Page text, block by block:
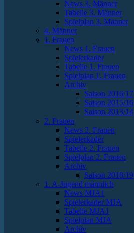
News 3. Männer
Tabelle 3. Männer
Spielplan 3. Männer
4. Männer
1. Frauen
News 1. Frauen
Spielerkader
Tabelle 1. Frauen
Spielplan 1. Frauen
Archiv
Saison 2016/17
Saison 2015/16
Saison 2013/14
2. Frauen
News 2. Frauen
Spielerkader
Tabelle 2. Frauen
Spielplan 2. Frauen
Archiv
Saison 2018/19
1. A-Jugend männlich
News MJA1
Spielerkader MJA
Tabelle MJA1
Spielplan MJA
Archiv